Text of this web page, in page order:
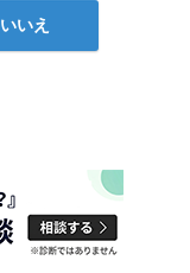
いいえ